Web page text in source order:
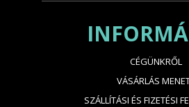
CÉGÜNKRŐL
VÁSÁRLÁS
SZÁLLÍTÁSI ÉS FIZETÉSI